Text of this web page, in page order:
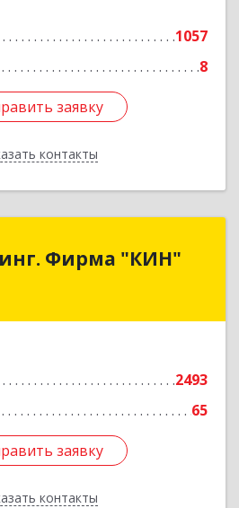
1057
8
заявку
контакты
заявку
Назад
Фирма "КИН"
2493
65
заявку
контакты
Фирма "КИН"
Респ, Махачкала г, И.Казака
заявку
Назад